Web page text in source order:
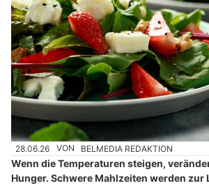
28.06.26 VON BELMEDIA REDAKTION
Wenn die Temperaturen steigen,
Hunger. Schwere Mahlzeiten werden zur